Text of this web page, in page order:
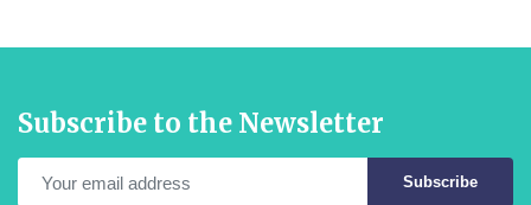
Subscribe to the Newsletter
Subscribe